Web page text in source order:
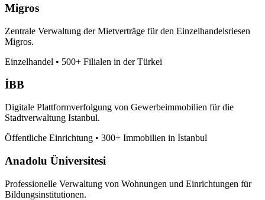
Migros
Zentrale Verwaltung der Mietverträge für den Einzelhandelsriesen
Migros.
Einzelhandel • 500+ Filialen in der Türkei
İBB
Digitale Plattformverfolgung von Gewerbeimmobilien für die
Stadtverwaltung Istanbul.
Öffentliche Einrichtung • 300+ Immobilien in Istanbul
Anadolu Üniversitesi
Professionelle Verwaltung von Wohnungen und Einrichtungen für
Bildungsinstitutionen.